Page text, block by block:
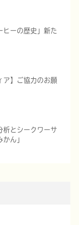
ヒーの歴史」新た
ア】ご協力のお願
析とシークワーサ
ん」